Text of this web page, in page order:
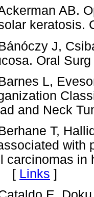
AB.
J,
Oral
L,
and Neck
T,
with
carcinomas in
Links ]